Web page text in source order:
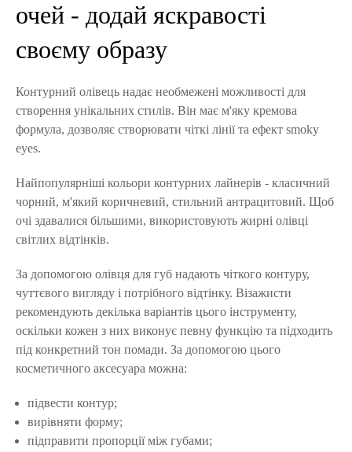
очей - додай яскравості
своєму образу
Контурний олівець надає необмежені можливості для
створення унікальних стилів. Він має м'яку кремова
формула, дозволяє створювати чіткі лінії та ефект smoky
eyes.
Найпопулярніші кольори контурних лайнерів - класичний
чорний, м'який коричневий, стильний антрацитовий. Щоб
очі здавалися більшими, використовують жирні олівці
світлих відтінків.
За допомогою олівця для губ надають чіткого контуру,
чуттєвого вигляду і потрібного відтінку. Візажисти
рекомендують декілька варіантів цього інструменту,
оскільки кожен з них виконує певну функцію та підходить
під конкретний тон помади. За допомогою цього
косметичного аксесуара можна:
підвести контур;
вирівняти форму;
підправити пропорції між губами;